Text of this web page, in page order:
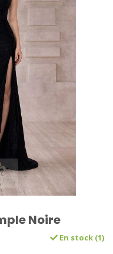
Noire
En stock (1)